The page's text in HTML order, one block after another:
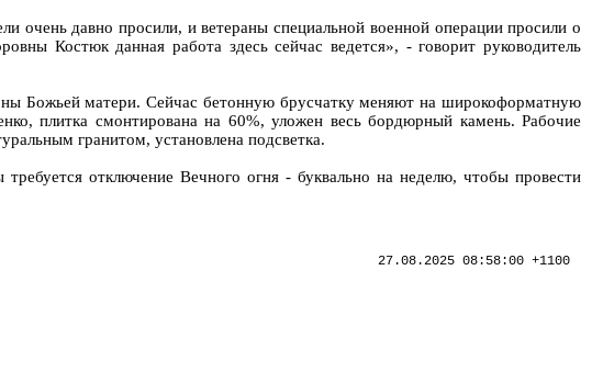
давно просили, и ветераны специальной военной операции просили о
Костюк данная работа здесь сейчас ведется», - говорит руководитель
Божьей матери. Сейчас бетонную брусчатку меняют на широкоформатную
плитка смонтирована на 60%, уложен весь бордюрный камень. Рабочие
гранитом, установлена подсветка.
отключение Вечного огня - буквально на неделю, чтобы провести
27.08.2025 08:58:00 +1100